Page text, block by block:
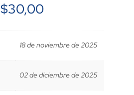
$30,00
18 de noviembre de 2025
02 de diciembre de 2025